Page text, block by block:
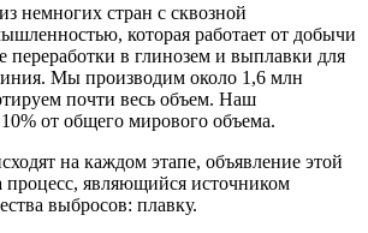
немногих стран с сквозной
которая работает от добычи
переработки в глинозем и выплавки для
Мы производим около 1,6 млн
почти весь объем. Наш
10% от общего мирового объема.
на каждом этапе, объявление этой
процесс, являющийся источником
выбросов: плавку.